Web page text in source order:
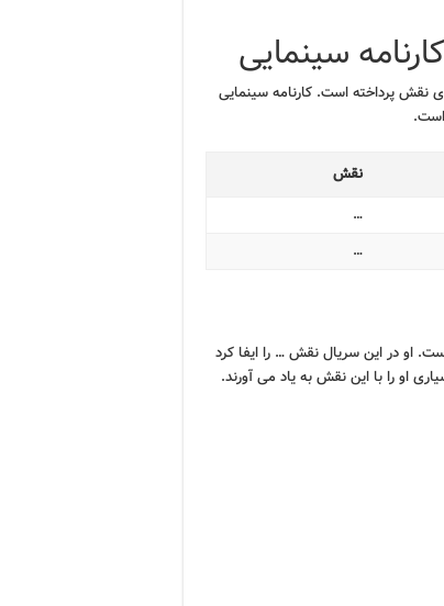
سینمایی
نقش پرداخته است. کارنامه سینمایی
است.
نقش
…
…
او در این سریال نقش … را ایفا کرد
او را با این نقش به یاد می آورند.